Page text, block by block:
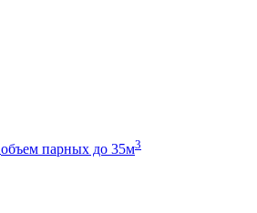
объем парных до 35м3